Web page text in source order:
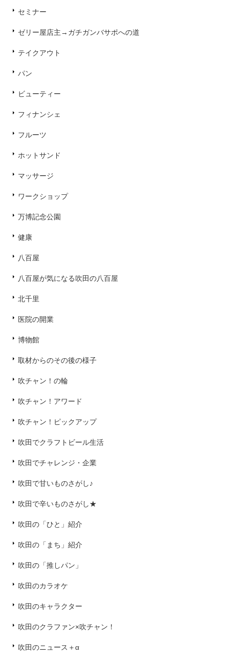
セミナー
ゼリー屋店主→ガチガンバサポへの道
テイクアウト
パン
ビューティー
フィナンシェ
フルーツ
ホットサンド
マッサージ
ワークショップ
万博記念公園
健康
八百屋
八百屋が気になる吹田の八百屋
北千里
医院の開業
博物館
取材からのその後の様子
吹チャン！の輪
吹チャン！アワード
吹チャン！ピックアップ
吹田でクラフトビール生活
吹田でチャレンジ・企業
吹田で甘いものさがし♪
吹田で辛いものさがし★
吹田の「ひと」紹介
吹田の「まち」紹介
吹田の「推しパン」
吹田のカラオケ
吹田のキャラクター
吹田のクラファン×吹チャン！
吹田のニュース＋α